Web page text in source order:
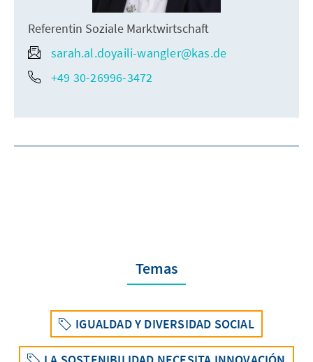
Referentin Soziale Marktwirtschaft
sarah.al.doyaili-wangler@kas.de
+49 30-26996-3472
Temas
IGUALDAD Y DIVERSIDAD SOCIAL